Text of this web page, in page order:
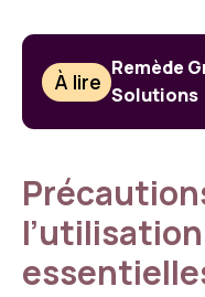
À lire
Remède
Solutions